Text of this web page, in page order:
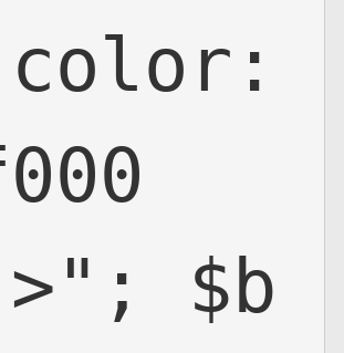
$b